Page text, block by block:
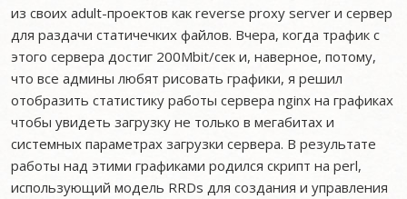
из своих adult-проектов как reverse proxy server и сервер
для раздачи статичечких файлов. Вчера, когда трафик с
этого сервера достиг 200Mbit/сек и, наверное, потому,
что все админы любят рисовать графики, я решил
отобразить статистику работы сервера nginx на графиках
чтобы увидеть загрузку не только в мегабитах и
системных параметрах загрузки сервера. В результате
работы над этими графиками родился скрипт на perl,
использующий модель RRDs для создания и управления